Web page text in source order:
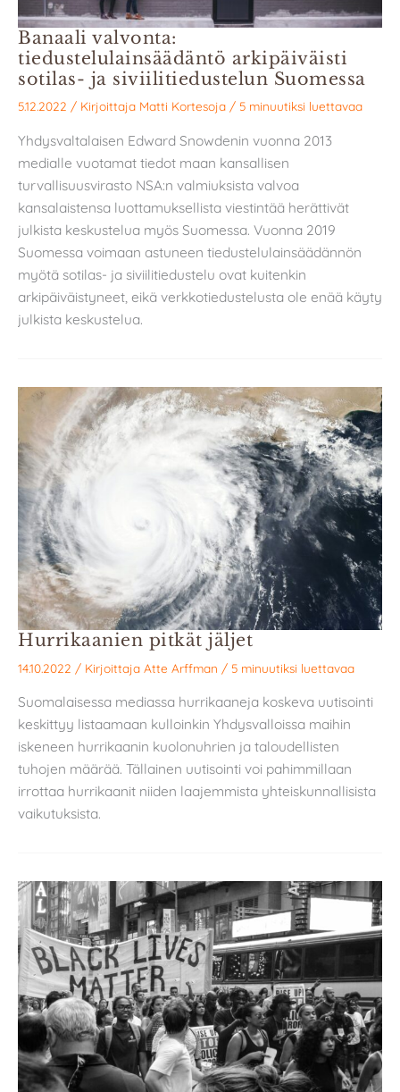
Banaali valvonta:
tiedustelulainsäädäntö arkipäiväisti
sotilas- ja siviilitiedustelun Suomessa
5.12.2022 / Kirjoittaja Matti Kortesoja / 5 minuutiksi luettavaa
Yhdysvaltalaisen Edward Snowdenin vuonna 2013
medialle vuotamat tiedot maan kansallisen
turvallisuusvirasto NSA:n valmiuksista valvoa
kansalaistensa luottamuksellista viestintää herättivät
julkista keskustelua myös Suomessa. Vuonna 2019
Suomessa voimaan astuneen tiedustelulainsäädännön
myötä sotilas- ja siviilitiedustelu ovat kuitenkin
arkipäiväistyneet, eikä verkkotiedustelusta ole enää käyty
julkista keskustelua.
Hurrikaanien pitkät jäljet
14.10.2022 / Kirjoittaja Atte Arffman / 5 minuutiksi luettavaa
Suomalaisessa mediassa hurrikaaneja koskeva uutisointi
keskittyy listaamaan kulloinkin Yhdysvalloissa maihin
iskeneen hurrikaanin kuolonuhrien ja taloudellisten
tuhojen määrää. Tällainen uutisointi voi pahimmillaan
irrottaa hurrikaanit niiden laajemmista yhteiskunnallisista
vaikutuksista.